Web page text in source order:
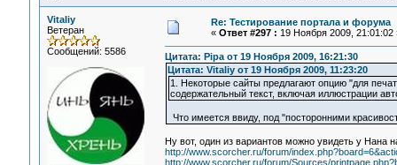
Vitaliy
Ветеран
Сообщений: 5586
Re: Тестирование портала и форума
« Ответ #297 : 19 Ноября 2009, 21:01:02
Цитата: Pipa от 19 Ноября 2009, 16:21:30
Цитата: Vitaliy от 19 Ноября 2009, 11:23:20
1. Некоторые сайты предлагают опцию "для
содержательный текст, включая иллюстрации
Что имеется ввиду, под "посторонними
Ну вот, один из вариантов можно увидеть у Нана
http://www.scorcher.ru/forum/
http://www.scorcher.ru/forum/Sources/